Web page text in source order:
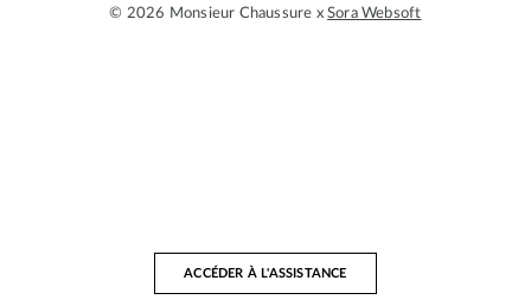
© 2026 Monsieur Chaussure xSora Websoft
ACCÉDER À L'ASSISTANCE